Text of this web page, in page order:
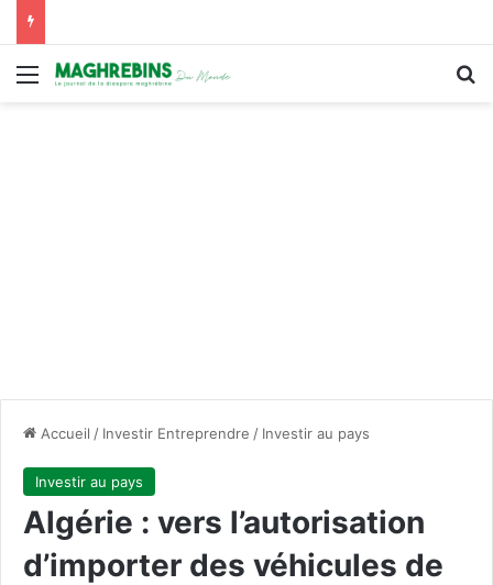
Menu
Accueil / Investir Entreprendre / Investir au pays
Investir au pays
Algérie : vers l’autorisation
d’importer des véhicules de